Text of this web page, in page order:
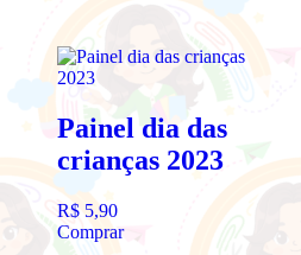
Painel dia das
crianças 2023
R$ 5,90
Comprar